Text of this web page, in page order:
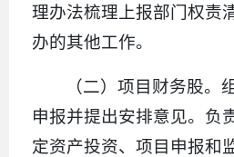
理办法梳理上报部门权责
办的其他工作。
（二）项目财务股。
申报并提出安排意见。负
定资产投资、项目申报和